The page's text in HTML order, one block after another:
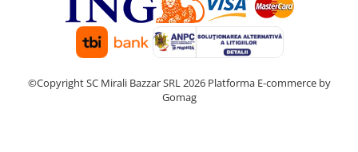
©Copyright SC Mirali Bazzar SRL 2026 Platforma E-commerce by
Gomag